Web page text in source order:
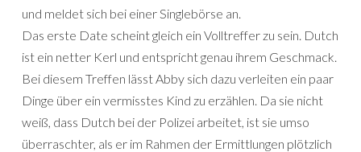
und meldet sich bei einer Singlebörse an.
Das erste Date scheint gleich ein Volltreffer zu sein. Dutch
ist ein netter Kerl und entspricht genau ihrem Geschmack.
Bei diesem Treffen lässt Abby sich dazu verleiten ein paar
Dinge über ein vermisstes Kind zu erzählen. Da sie nicht
weiß, dass Dutch bei der Polizei arbeitet, ist sie umso
überraschter, als er im Rahmen der Ermittlungen plötzlich